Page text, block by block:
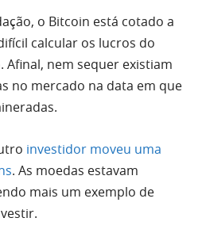
o Bitcoin está cotado a
calcular os lucros do
nem sequer existiam
no mercado na data em que
investidor moveu uma
. As moedas estavam
mais um exemplo de